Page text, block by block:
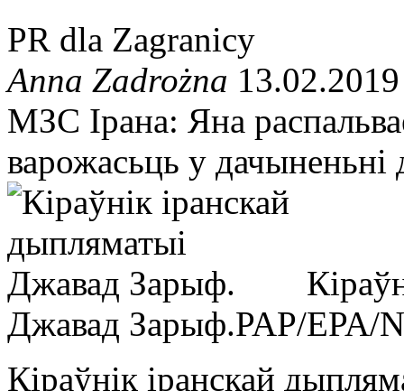
PR dla Zagranicy
Anna Zadrożna
МЗС Ірана: Яна
варожасьць у дачыненьні
Джавад Зарыф.PAP/EPA/
Кіраўнік іранскай